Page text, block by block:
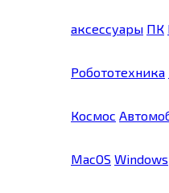
аксессуары ПК
Робототехника
Космос
MacOS Windows